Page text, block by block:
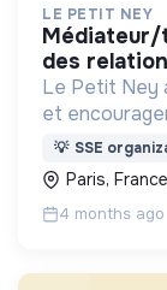
LE PETIT NEY
médiateur/trice socioculturelle chargé(e)
des
Le Petit Ney a pour but :
et
d’une
💡 SSE
Paris, France
4 months ago